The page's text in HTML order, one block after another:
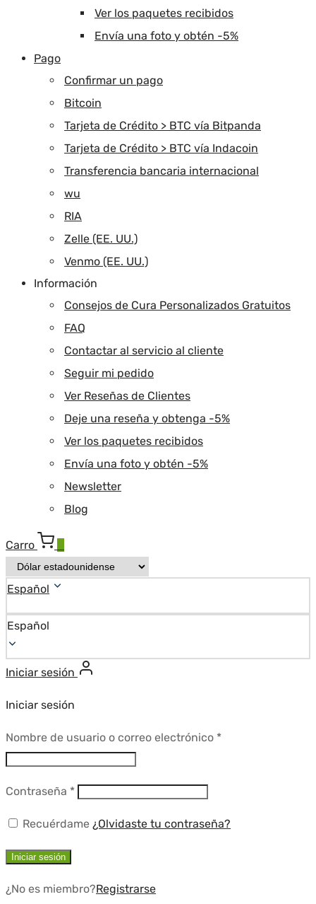
Ver los paquetes recibidos
Envía una foto y obtén -5%
Pago
Confirmar un pago
Bitcoin
Tarjeta de Crédito > BTC vía Bitpanda
Tarjeta de Crédito > BTC vía Indacoin
Transferencia bancaria internacional
wu
RIA
Zelle (EE. UU.)
Venmo (EE. UU.)
Información
Consejos de Cura Personalizados Gratuitos
FAQ
Contactar al servicio al cliente
Seguir mi pedido
Ver Reseñas de Clientes
Deje una reseña y obtenga -5%
Ver los paquetes recibidos
Envía una foto y obtén -5%
Newsletter
Blog
Carro
Español
Español
Iniciar sesión
Iniciar sesión
Nombre de usuario o correo electrónico *Requerido
Contraseña *Requerido
Recuérdame ¿Olvidaste tu contraseña?
Iniciar sesión
¿No es miembro?Registrarse